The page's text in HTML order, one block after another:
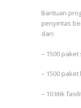
Bantuan
penyintas
dari:
– 1500
– 1500
– 10 titik